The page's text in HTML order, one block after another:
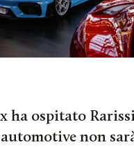
ha ospitato
non